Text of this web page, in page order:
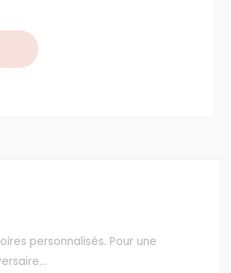
personnalisés. Pour une